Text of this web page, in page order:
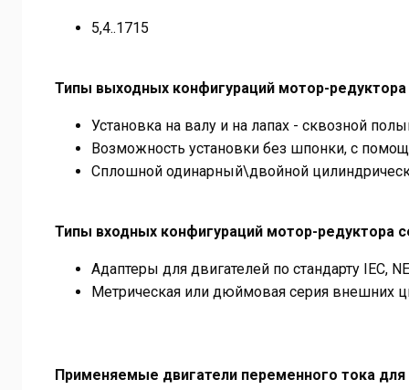
5,4..1715
Типы выходных конфигураций мотор-редуктора
Установка на валу и на лапах - сквозной
Возможность установки без шпонки, с
Сплошной одинарный\двойной
Типы входных конфигураций мотор-редуктора
Адаптеры для двигателей по стандарту IEC,
Метрическая или дюймовая серия внешних
Применяемые двигатели переменного тока